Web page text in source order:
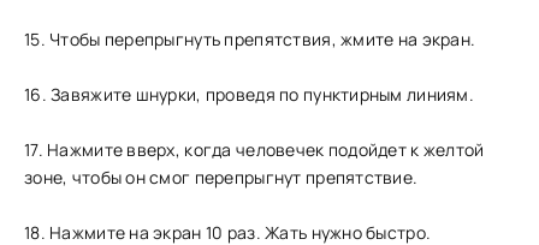
15. Чтобы перепрыгнуть препятствия, жмите на экран.
16. Завяжите шнурки, проведя по пунктирным линиям.
17. Нажмите вверх, когда человечек подойдет к желтой
зоне, чтобы он смог перепрыгнут препятствие.
18. Нажмите на экран 10 раз. Жать нужно быстро.